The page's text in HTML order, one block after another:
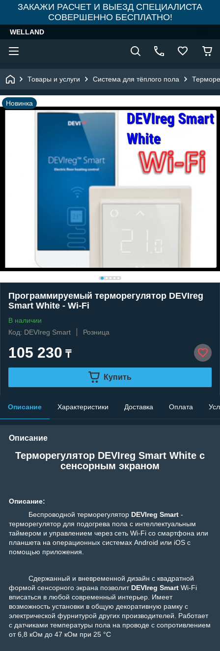
ЗАКАЖИ РАСЧЕТ И ВЫЕЗД СПЕЦИАЛИСТА
СОВЕРШЕННО БЕСПЛАТНО!
WELLAND
Товары и услуги Система для тёплого пола
Новинка
Программируемый терморегулятор DEVIreg
Smart White - Wi-Fi
В наличии
Код: DEVIreg Smart
Розница
105 230 ₸
Купить
Описание Характеристики Доставка Оплата
Описание
Терморегулятор DEVIreg Smart White с
сенсорным экраном
Описание:
Беспроводной терморегулятор DEVIreg Smart -
терморегулятор для подогрева пола с интеллектуальным
таймером и управлением через сеть Wi-Fi cо смартфона или
планшета на операционных системах Android или iOS с
помощью приложения.
Сдержанный и вневременной дизайн с квадратной
формой сенсорного экрана позволит DEVIreg Smart Wi-Fi
вписаться в любой современный интерьер. Имеет
возможность установки в общую декоративную рамку с
электрической фурнитурой других производителей. Работает
с датчиками температуры пола на проводе с сопротивлением
от 6,8 кОм до 47 кОм при 25 °C